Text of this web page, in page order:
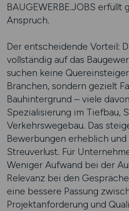
BAUGEWERBE.JOBS erfüllt
Anspruch.
Der entscheidende Vorteil:
vollständig auf das
suchen keine
Branchen, sondern gezielt
Bauhintergrund – viele
Spezialisierung im Tiefbau,
Verkehrswegebau. Das
Bewerbungen erheblich
Streuverlust. Für
Weniger Aufwand bei der
Relevanz bei den
eine bessere Passung
Projektanforderung und